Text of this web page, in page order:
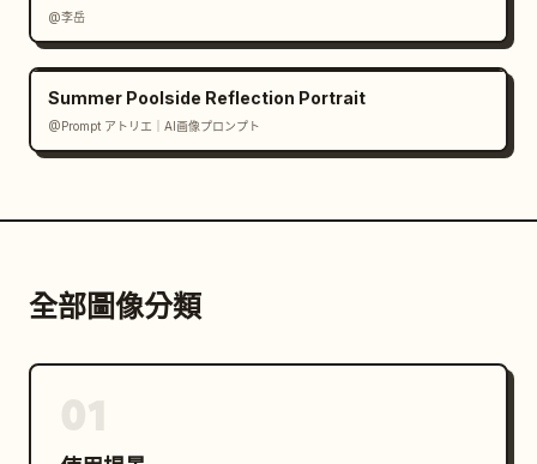
@李岳
Summer Poolside Reflection Portrait
@Prompt アトリエ｜AI画像プロンプト
全部圖像分類